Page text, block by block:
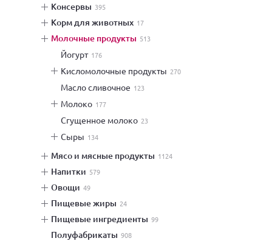
консервы 395
корм для животных 17
молочные продукты 513
йогурт 176
кисломолочные продукты 270
масло сливочное 123
молоко 177
сгущенное молоко 23
сыры 134
мясо и мясные продукты 1124
напитки 579
овощи 49
пищевые жиры 24
пищевые ингредиенты 99
полуфабрикаты 908